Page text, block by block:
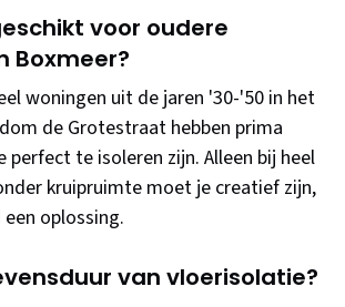
voor oudere
Boxmeer?
woningen uit de jaren '30-'50 in het
de Grotestraat hebben prima
perfect te isoleren zijn. Alleen bij heel
kruipruimte moet je creatief zijn,
oplossing.
van vloerisolatie?